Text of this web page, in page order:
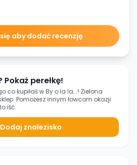
aby dodać recenzję
Pokaż perełkę!
co kupiłaś wBy o la la...! Zielona
Pomożesz innym łowcom okazji
iść.
Dodaj znalezisko